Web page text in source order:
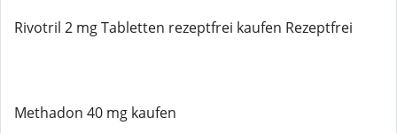
Rivotril 2 mg Tabletten rezeptfrei kaufen Rezeptfrei
Methadon 40 mg kaufen